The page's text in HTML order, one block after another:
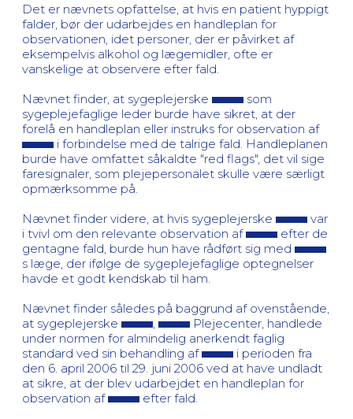
Det er nævnets opfattelse, at hvis en patient hyppigt
falder, bør der udarbejdes en handleplan for
observationen, idet personer, der er påvirket af
eksempelvis alkohol og lægemidler, ofte er
vanskelige at observere efter fald.
Nævnet finder, at sygeplejerske
som
sygeplejefaglige leder burde have sikret, at der
forelå en handleplan eller instruks for observation af
i forbindelse med de talrige fald. Handleplanen
burde have omfattet såkaldte "red flags", det vil sige
faresignaler, som plejepersonalet skulle være særligt
opmærksomme på.
Nævnet finder videre, at hvis sygeplejerske
var
i tvivl om den relevante observation af
efter de
gentagne fald, burde hun have rådført sig med
s læge, der ifølge de sygeplejefaglige optegnelser
havde et godt kendskab til ham.
Nævnet finder således på baggrund af ovenstående,
at sygeplejerske
Plejecenter, handlede
under normen for almindelig anerkendt faglig
standard ved sin behandling af
i perioden fra
den 6. april 2006 til 29. juni 2006 ved at have undladt
at sikre, at der blev udarbejdet en handleplan for
observation af
efter fald.